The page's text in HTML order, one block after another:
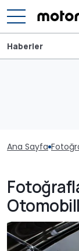
Haberler
Ana Sayfa